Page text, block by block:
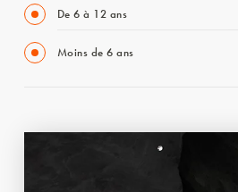
De 6 à 12 ans
Moins de 6 ans